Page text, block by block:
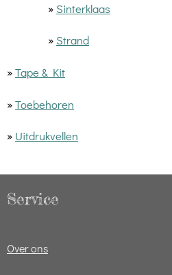
» Sinterklaas
» Strand
»Tape & Kit
»Toebehoren
» Uitdrukvellen
Service
Over ons